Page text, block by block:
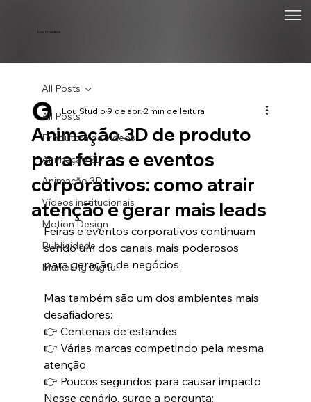
Lou Studios
All Posts
Produtora de vídeos
Animação 2D
Animação 3D
Vídeos institucionais
Motion Design
Publicidade
Marketing Digital
All Posts
Animação 3D de produto
para feiras e eventos
corporativos: como atrair
atenção e gerar mais leads
Lou Studio9 de abr.2 min de leitura
Feiras e eventos corporativos continuam
sendo um dos canais mais poderosos
para geração de negócios.
Mas também são um dos ambientes mais
desafiadores:
👉 Centenas de estandes
👉 Várias marcas competindo pela mesma
atenção
👉 Poucos segundos para causar impacto
Nesse cenário, surge a pergunta: